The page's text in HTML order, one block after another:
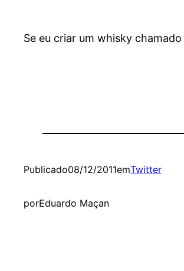
Se eu criar um whisky
Publicado08/12/2011emTwitter
porEduardo Maçan